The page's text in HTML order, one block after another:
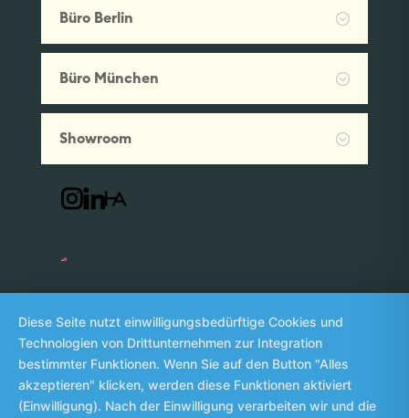
Büro Berlin
Büro München
Showroom
Impressum Datenschutz Whistleblowing
Diese Seite nutzt einwilligungsbedürftige Cookies und
Technologien von Drittunternehmen zur Integration
bestimmter Funktionen. Wenn Sie auf den Button "Alles
akzeptieren" klicken, werden diese Funktionen aktiviert
(Einwilligung). Nach der Einwilligung verarbeiten wir und die